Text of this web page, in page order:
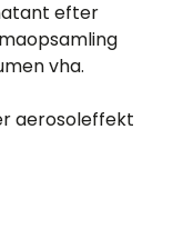
efter
vha.
aerosoleffekt